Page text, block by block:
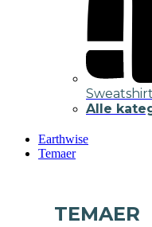
Alle
Earthwise
Temaer
TEMAER